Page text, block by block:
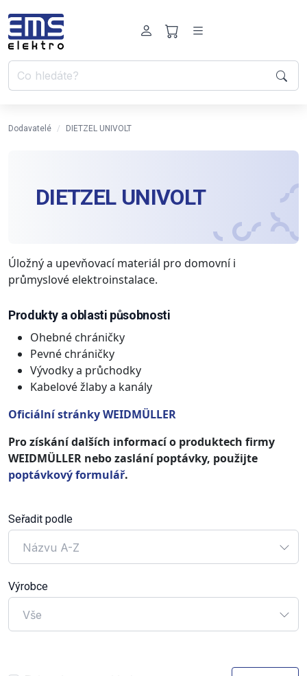
Dodavatelé DIETZEL UNIVOLT
DIETZEL UNIVOLT
Úložný a upevňovací materiál pro domovní i
průmyslové elektroinstalace.
Produkty a oblasti působnosti
Ohebné chráničky
Pevné chráničky
Vývodky a průchodky
Kabelové žlaby a kanály
Oficiální stránky WEIDMÜLLER
Pro získání dalších informací o produktech firmy
WEIDMÜLLER nebo zaslání poptávky, použijte
poptávkový formulář.
Seřadit podle
Názvu A-Z
Výrobce
Vše